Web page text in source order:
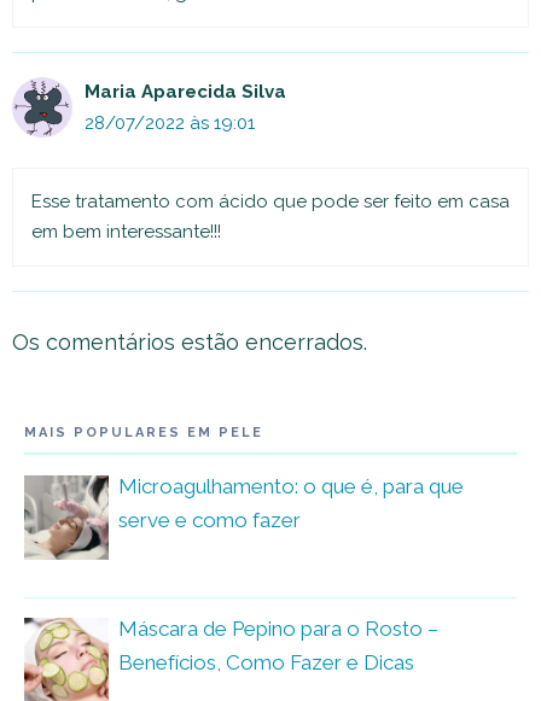
Maria Aparecida Silva
28/07/2022 às 19:01
Esse tratamento com ácido que pode ser feito em casa
em bem interessante!!!
Os comentários estão encerrados.
MAIS POPULARES EM PELE
Microagulhamento: o que é, para que
serve e como fazer
Máscara de Pepino para o Rosto –
Benefícios, Como Fazer e Dicas